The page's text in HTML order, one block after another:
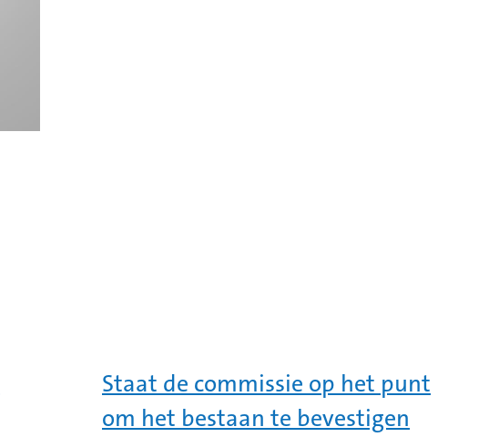
Staat de commissie op het punt
om het bestaan te bevestigen